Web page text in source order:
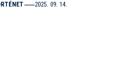
2025. 09. 14.